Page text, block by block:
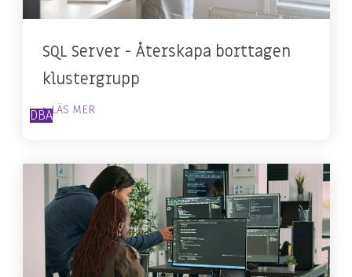
SQL Server - Återskapa borttagen
klustergrupp
DBA> LÄS MER